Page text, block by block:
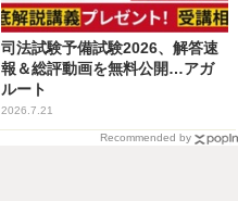
司法試験予備試験2026、解答速
報＆総評動画を無料公開…アガ
ルート
2026.7.21
Recommended by